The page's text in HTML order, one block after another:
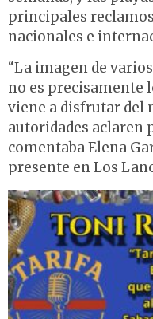
principales
nacionales e
“La imagen de
no es precisamente
viene a disfrutar del
autoridades aclaren
comentaba Elena
presente en Los